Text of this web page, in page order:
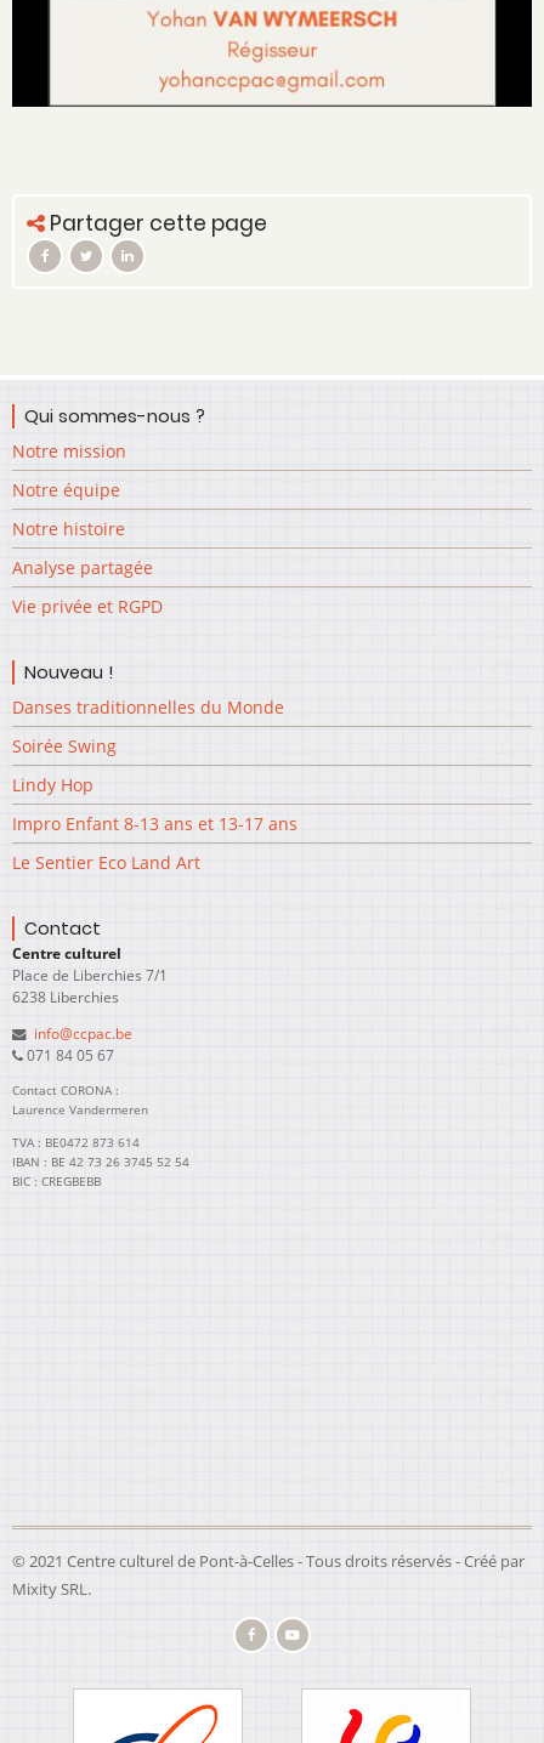
Partager cette page
Qui sommes-nous ?
Notre mission
Notre équipe
Notre histoire
Analyse partagée
Vie privée et RGPD
Nouveau !
Danses traditionnelles du Monde
Soirée Swing
Lindy Hop
Impro Enfant 8-13 ans et 13-17 ans
Le Sentier Eco Land Art
Contact
Centre culturel
Place de Liberchies 7/1
6238 Liberchies
info@ccpac.be
071 84 05 67
Contact CORONA :
Laurence Vandermeren
TVA : BE0472 873 614
IBAN : BE 42 73 26 3745 52 54
BIC : CREGBEBB
© 2021 Centre culturel de Pont-à-Celles - Tous droits réservés - Créé par
Mixity SRL.